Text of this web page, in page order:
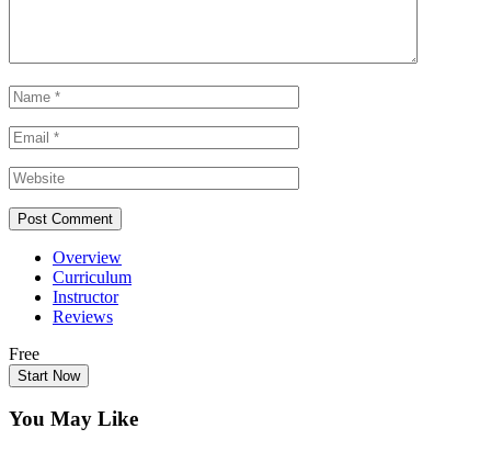
Overview
Curriculum
Instructor
Reviews
Free
Start Now
You May Like